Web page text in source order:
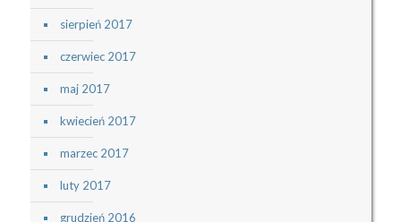
sierpień 2017
czerwiec 2017
maj 2017
kwiecień 2017
marzec 2017
luty 2017
grudzień 2016